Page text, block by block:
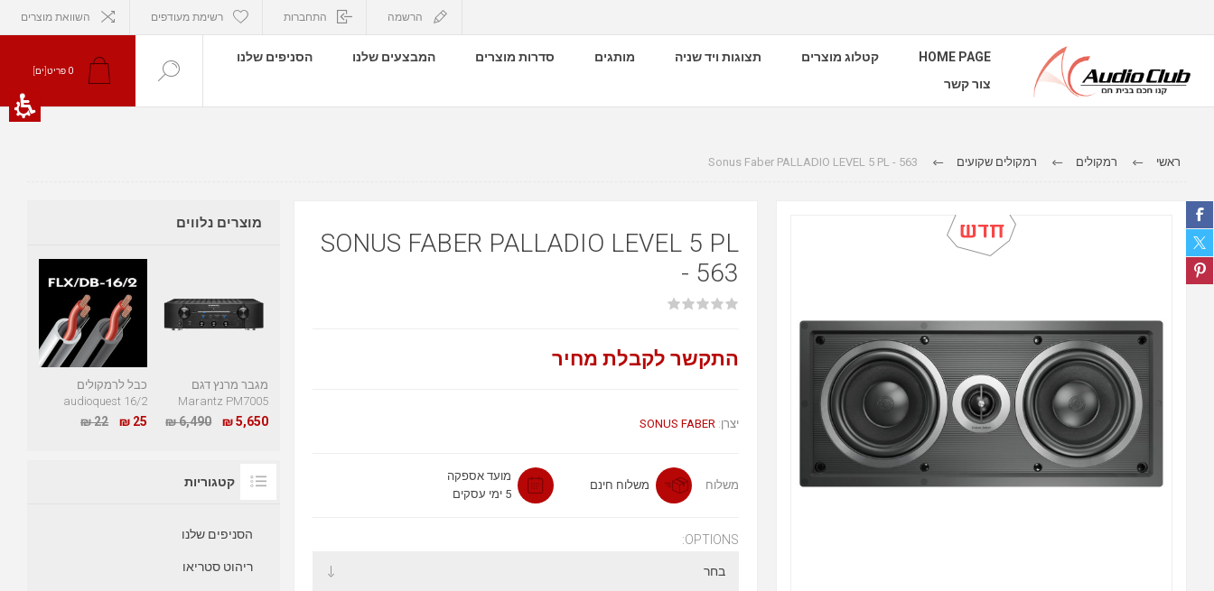
הרשמה התחברות רשימת מעודפים השוואת מוצרים
HOME PAGE קטלוג מוצרים תצוגות ויד שניה מותגים סדרות מוצרים המבצעים שלנו
הסניפים שלנו
צור קשר
0 פריט[ים]
ראשי רמקולים רמקולים שקועים Sonus Faber PALLADIO LEVEL 5 PL - 563
SONUS FABER PALLADIO LEVEL 5 PL
- 563
התקשר לקבלת מחיר
יצרן: SONUS FABER
משלוח משלוח חינם
מועד אספקה
5 ימי עסקים
OPTIONS:
מוצרים נלווים
מגבר מרנץ דגם
Marantz PM7005
5,650 ₪
6,490 ₪
כבל לרמקולים
audioquest 16/2
25 ₪
22 ₪
קטגוריות
הסניפים שלנו
ריהוט סטריאו